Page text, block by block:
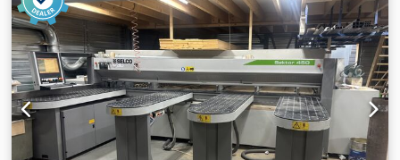
furo de 30 mm Potência do motor trifásico: 3 CV Mesa
giratória: +/- 45 graus Cjdpfx Ajzp E Uiefpjha Altura de
corte: 120 mm Diâmetro da saída de aspiração: 70 mm
Guia de referência lateral Dimensões gerais: 700 x 600 x
600 mm (altura) Peso: 40 kg